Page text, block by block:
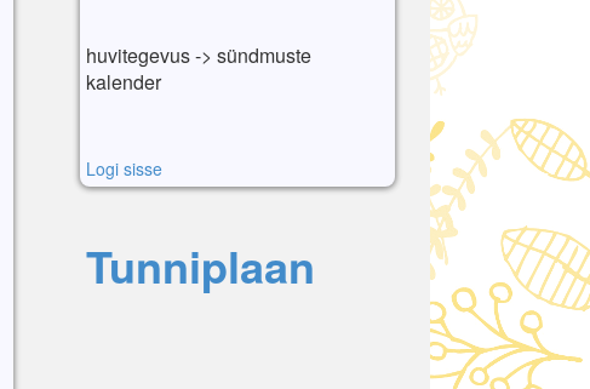
huvitegevus -> sündmuste
kalender
Logi sisse
Tunniplaan